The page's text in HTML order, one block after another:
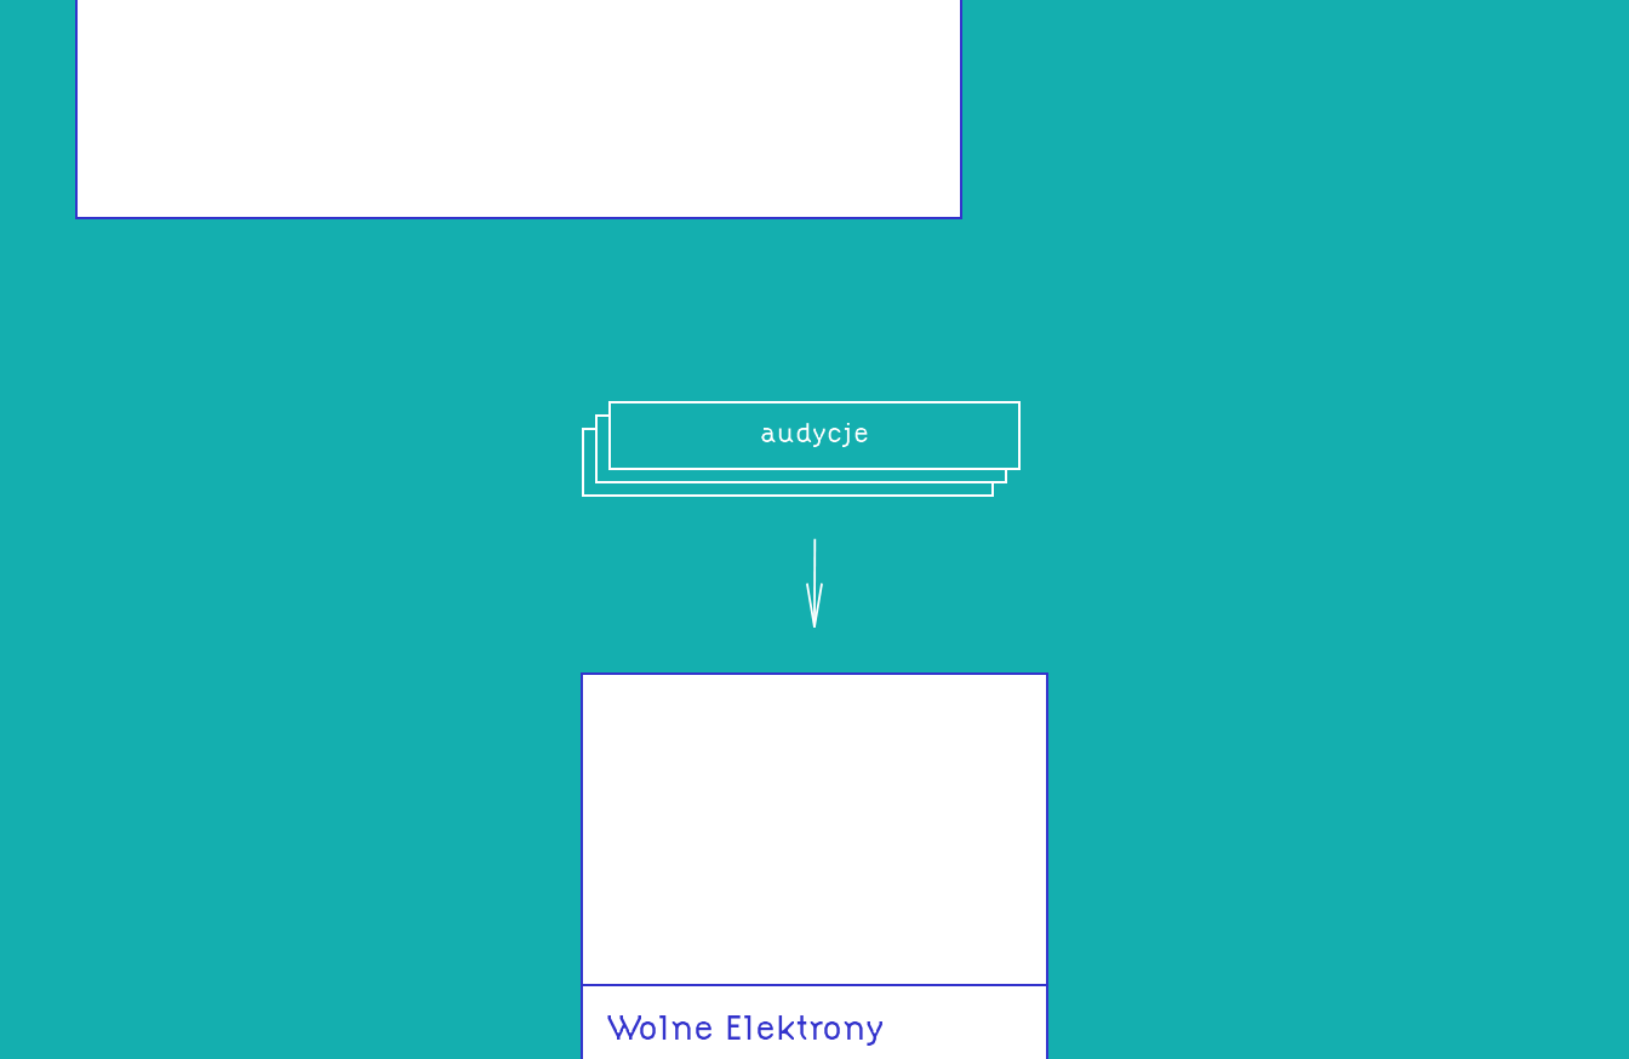
nowymi brzmieniami. Kiedyś beznadziejnie zakochał się w
audycje
Wolne Elektrony